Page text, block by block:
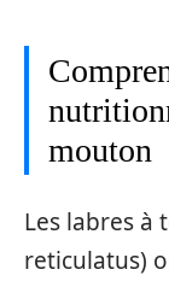
mouton
Les labres à
reticulatus)